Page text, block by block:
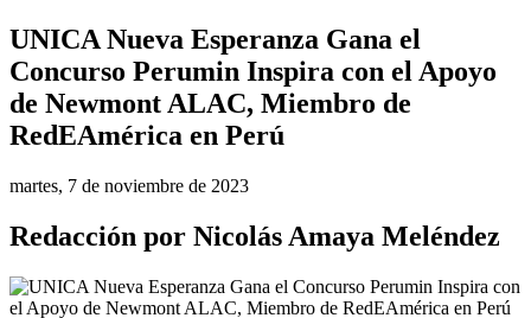
UNICA Nueva Esperanza Gana el
Concurso Perumin Inspira con el Apoyo
de Newmont ALAC, Miembro de
RedEAmérica en Perú
martes, 7 de noviembre de 2023
Redacción por Nicolás Amaya Meléndez